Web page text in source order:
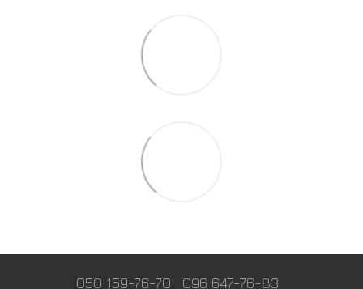
050 159-76-70 096 647-76-83